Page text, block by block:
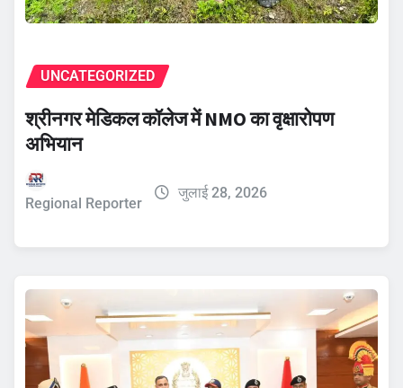
UNCATEGORIZED
श्रीनगर मेडिकल कॉलेज में NMO का वृक्षारोपण
अभियान
Regional Reporter
जुलाई 28, 2026